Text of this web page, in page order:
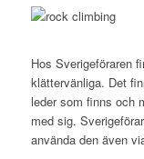
Hos Sverigeföraren
klättervänliga. Det
leder som finns och
med sig.
använda den även